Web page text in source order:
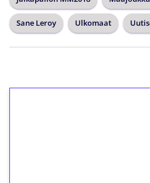
Sane Leroy Ulkomaat